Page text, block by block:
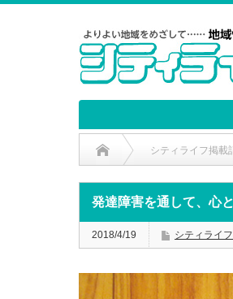
シティライフ掲載
発達障害を通して、心
2018/4/19 シティライ